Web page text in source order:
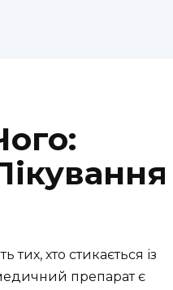
тих, хто стикається із
препарат є